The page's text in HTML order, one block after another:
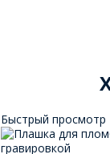
Быстрый просмотр